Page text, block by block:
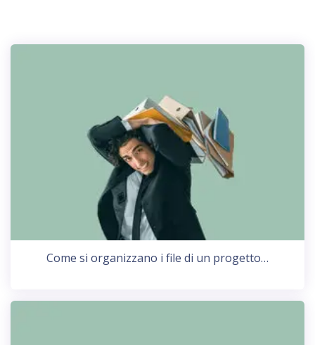
Come si organizzano i file di un progetto…